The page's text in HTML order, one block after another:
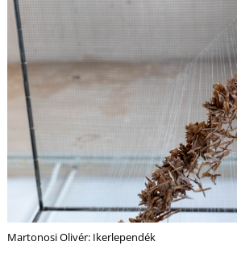
Martonosi Olivér: Ikerlependék